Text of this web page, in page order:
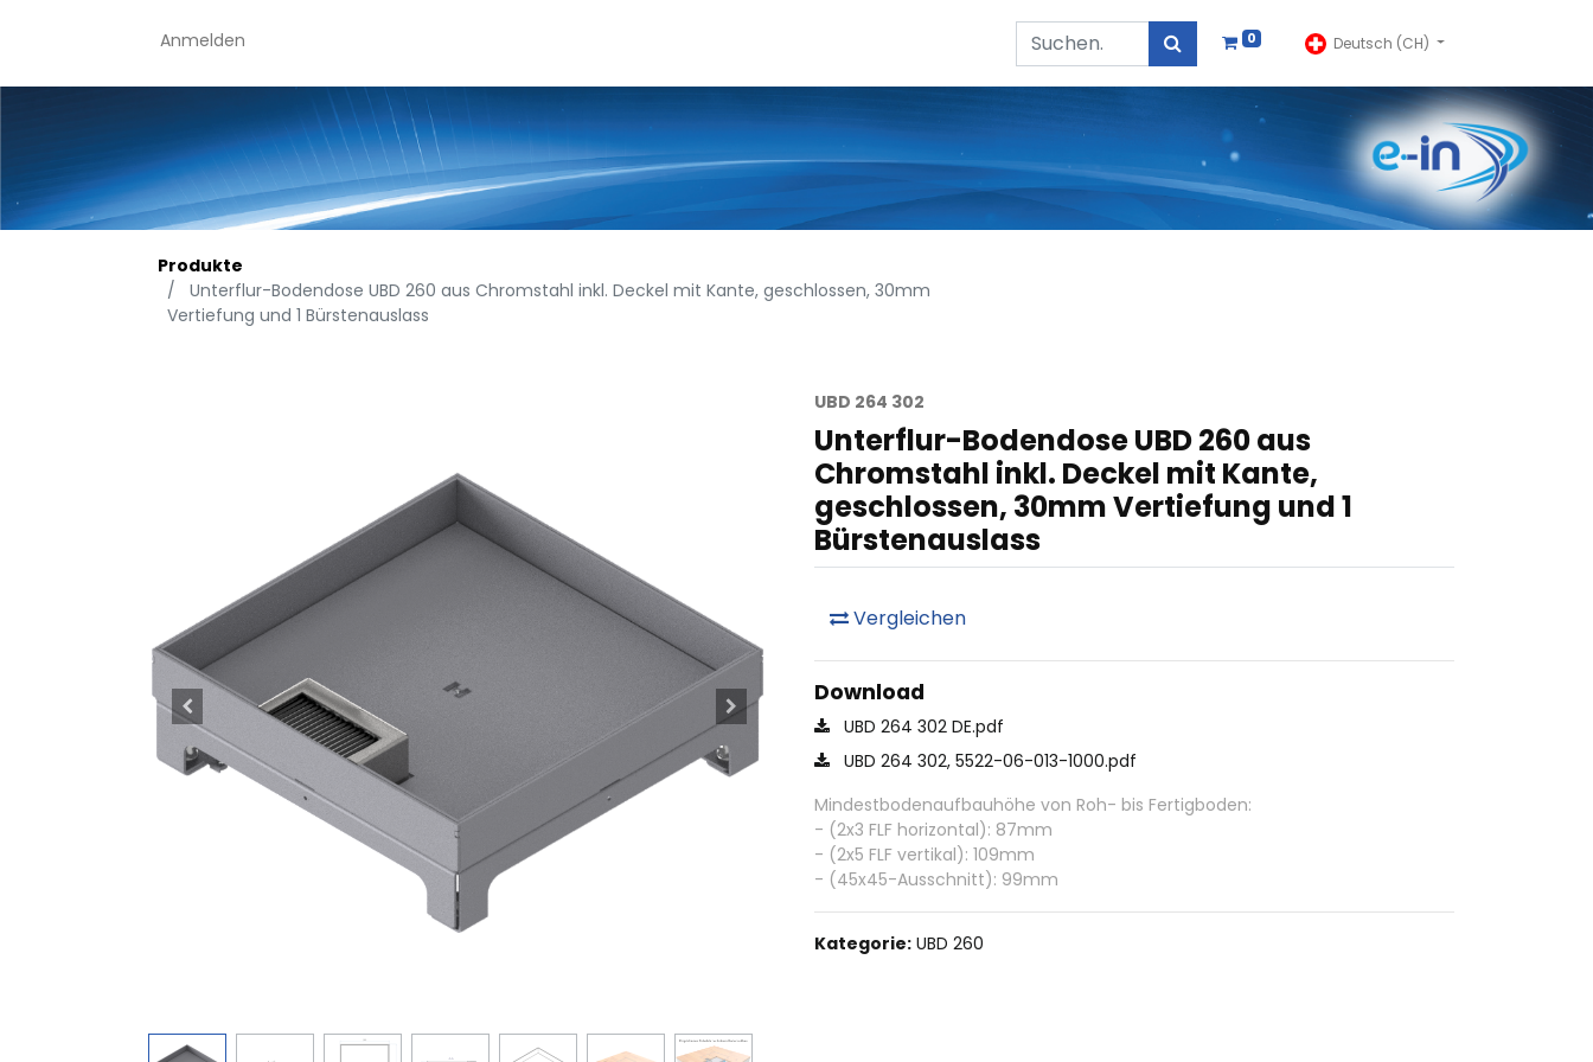
Anmelden 0 Deutsch (CH)
Produkte
Unterflur-Bodendose UBD 260 aus Chromstahl inkl. Deckel mit Kante, geschlossen, 30mm
Vertiefung und 1 Bürstenauslass
UBD 264 302
Unterflur-Bodendose UBD 260 aus
Chromstahl inkl. Deckel mit Kante,
geschlossen, 30mm Vertiefung und 1
Bürstenauslass
Vergleichen
Download
UBD 264 302 DE.pdf
UBD 264 302, 5522-06-013-1000.pdf
Mindestbodenaufbauhöhe von Roh- bis Fertigboden:
- (2x3 FLF horizontal): 87mm
- (2x5 FLF vertikal): 109mm
- (45x45-Ausschnitt): 99mm
Kategorie: UBD 260